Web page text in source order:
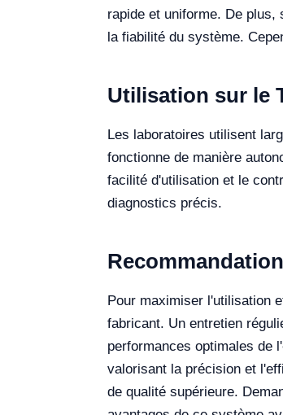
rapide et uniforme. De
la fiabilité du système.
Utilisation sur le
Les laboratoires utilisent
fonctionne de manière
facilité d'utilisation et le
diagnostics précis.
Pour maximiser l'utilisation
fabricant. Un entretien
performances optimales de
valorisant la précision et
de qualité supérieure.